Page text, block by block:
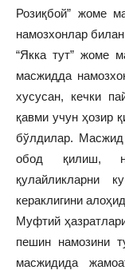
Розиқбой” жоме
намозхонлар
“Якка тут” жоме
масжидда
хусусан, кечки
қавми учун ҳозир
бўлдилар.
обод қилиш,
қулайликларни
кераклигини
Муфтий
пешин намозини
масжидида